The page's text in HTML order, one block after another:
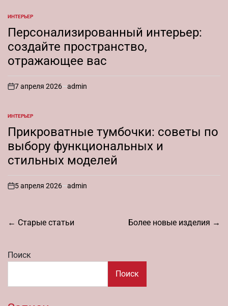
ОПУБЛИКОВАНО
В
ИНТЕРЬЕР
Персонализированный интерьер:
создайте пространство,
отражающее вас
on
7 апреля 2026 admin
ОПУБЛИКОВАНО
В
ИНТЕРЬЕР
Прикроватные тумбочки: советы по
выбору функциональных и
стильных моделей
on
5 апреля 2026 admin
Навигация
записям
← Старые статьи Более новые изделия →
Поиск
Поиск